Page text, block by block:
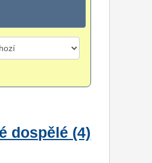
dospělé (4)